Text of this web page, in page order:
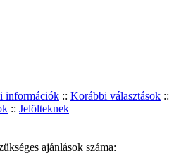
információk :: Korábbi választások ::
:: Jelölteknek
ajánlások száma: